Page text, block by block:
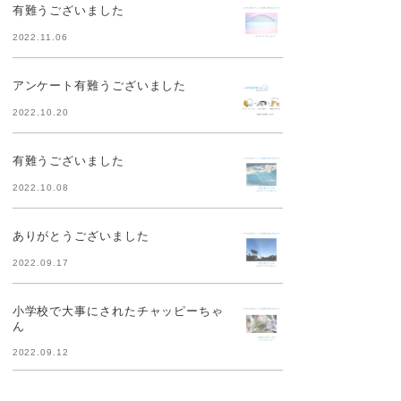
有難うございました
2022.11.06
アンケート有難うございました
2022.10.20
有難うございました
2022.10.08
ありがとうございました
2022.09.17
小学校で大事にされたチャッピーちゃ
ん
2022.09.12